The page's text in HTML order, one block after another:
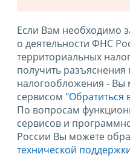
Если Вам необходимо
о деятельности ФНС
территориальных
получить
налогообложения - Вы
сервисом "Обратиться
По вопросам
сервисов и
России Вы можете
технической